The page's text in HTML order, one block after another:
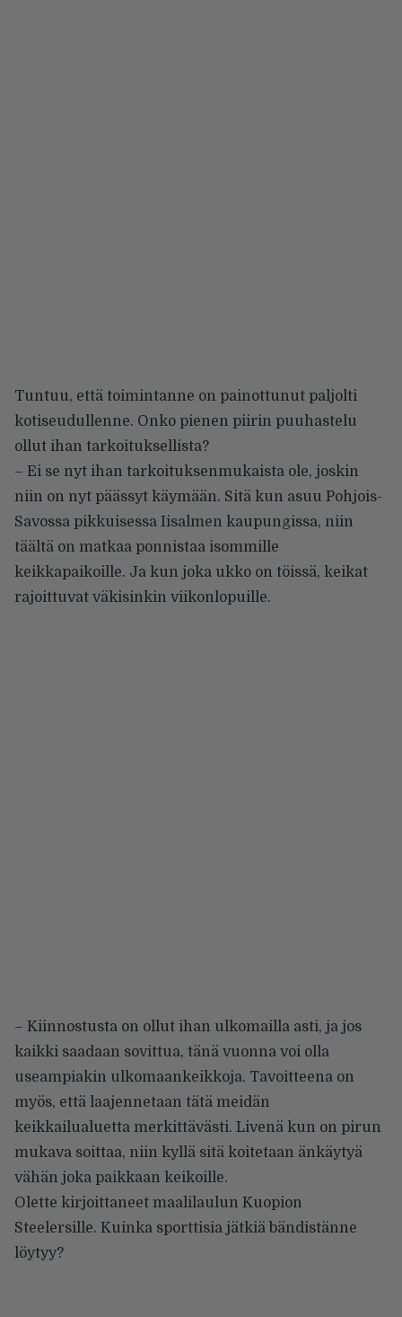
Tuntuu, että toimintanne on painottunut paljolti
kotiseudullenne. Onko pienen piirin puuhastelu
ollut ihan tarkoituksellista?
– Ei se nyt ihan tarkoituksenmukaista ole, joskin
niin on nyt päässyt käymään. Sitä kun asuu Pohjois-
Savossa pikkuisessa Iisalmen kaupungissa, niin
täältä on matkaa ponnistaa isommille
keikkapaikoille. Ja kun joka ukko on töissä, keikat
rajoittuvat väkisinkin viikonlopuille.
– Kiinnostusta on ollut ihan ulkomailla asti, ja jos
kaikki saadaan sovittua, tänä vuonna voi olla
useampiakin ulkomaankeikkoja. Tavoitteena on
myös, että laajennetaan tätä meidän
keikkailualuetta merkittävästi. Livenä kun on pirun
mukava soittaa, niin kyllä sitä koitetaan änkäytyä
vähän joka paikkaan keikoille.
Olette kirjoittaneet maalilaulun Kuopion
Steelersille. Kuinka sporttisia jätkiä bändistänne
löytyy?